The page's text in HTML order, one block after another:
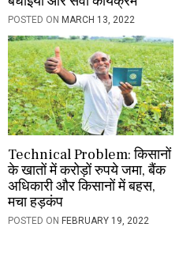
POSTED ON MARCH 13, 2022
Technical Problem: किसानों
के खातों में करोड़ों रुपये जमा, बैंक
अधिकारी और किसानों में बहस,
मचा हड़कंप
POSTED ON FEBRUARY 19, 2022